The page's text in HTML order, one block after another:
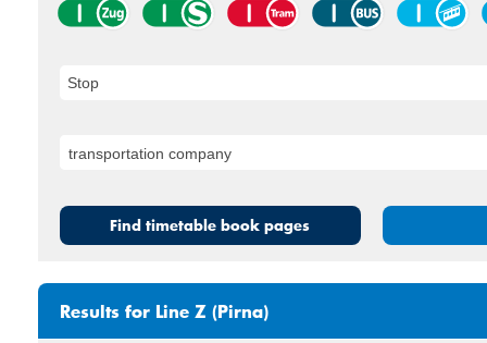
Stop
Find timetable book pages
Results for Line Z (Pirna)